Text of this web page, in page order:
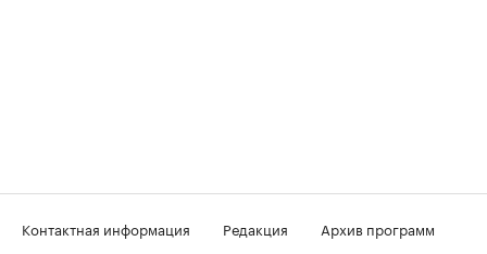
Контактная информация Редакция
Архив программ